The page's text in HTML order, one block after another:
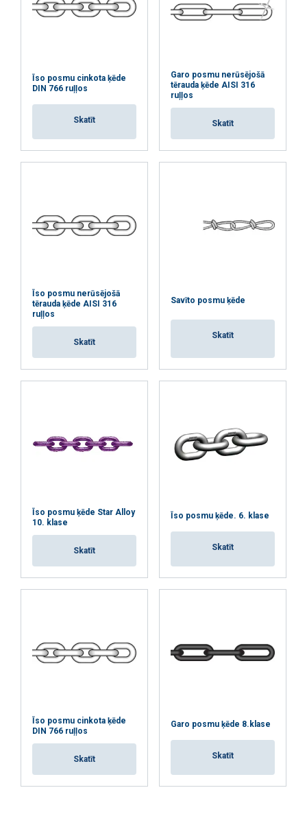
Standarts:
Īso posmu cinkota ķēde
DIN 766 ruļļos
Skatīt
Garo posmu nerūsējošā
tērauda ķēde AISI 316
ruļļos
Skatīt
Īso posmu nerūsējošā
tērauda ķēde AISI 316
ruļļos
Skatīt
Savīto posmu ķēde
Skatīt
Īso posmu ķēde Star Alloy
10. klase
Skatīt
Īso posmu ķēde. 6. klase
Skatīt
Īso posmu cinkota ķēde
DIN 766 ruļļos
Skatīt
Garo posmu ķēde 8.klase
Skatīt
viņi ir apkopojuši, izmantojot jūsu
Privātuma politika
Funkcionalitātes Neklasificētie
ATTEIKTIES NO VISIEM